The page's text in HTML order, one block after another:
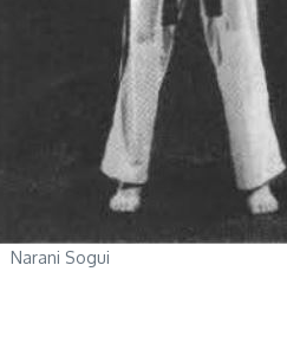
Narani Sogui